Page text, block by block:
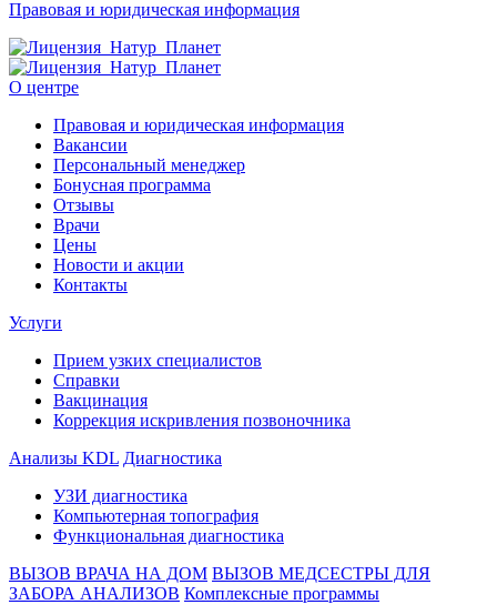
Правовая и юридическая информация
О центре
Правовая и юридическая информация
Вакансии
Персональный менеджер
Бонусная программа
Отзывы
Врачи
Цены
Новости и акции
Контакты
Услуги
Прием узких специалистов
Справки
Вакцинация
Коррекция искривления позвоночника
Анализы KDL Диагностика
УЗИ диагностика
Компьютерная топография
Функциональная диагностика
ВЫЗОВ ВРАЧА НА ДОМ ВЫЗОВ МЕДСЕСТРЫ ДЛЯ
ЗАБОРА АНАЛИЗОВ Комплексные программы